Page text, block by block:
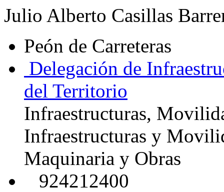
Julio Alberto Casillas
Peón de Carreteras
Delegación de
del Territorio
Infraestructuras,
Infraestructuras y
Maquinaria y Obras
924212400